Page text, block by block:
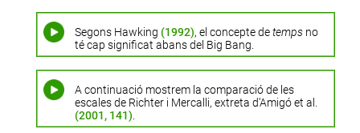
Segons Hawking (1992), el concepte detempsno
té cap significat abans del Big Bang.
A continuació mostrem la comparació de les
escales de Richter i Mercalli, extreta d’Amigó et al.
(2001, 141)